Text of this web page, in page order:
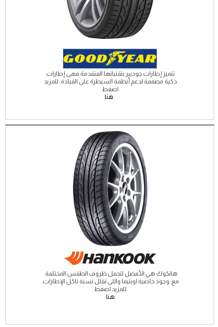
تتميز إطارات جوديير بتقنياتها المتقدمة فهى إطارات
ذكية مصممة لدعم أنظمة السيطرة على القيادة. للمزيد
اضغط
هنا
هانكوك هي الأفضل لتحمل ظروف الطقس المختلفة.
مع وجود خاصية اوبتيما واللى تقلل نسبة تاكل الإطارات.
للمزيد اضغط
هنا